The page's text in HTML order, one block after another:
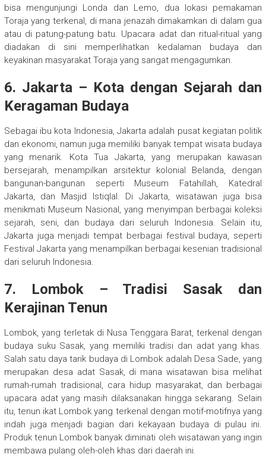
bisa mengunjungi Londa dan Lemo, dua lokasi pemakaman
Toraja yang terkenal, di mana jenazah dimakamkan di dalam gua
atau di patung-patung batu. Upacara adat dan ritual-ritual yang
diadakan di sini memperlihatkan kedalaman budaya dan
keyakinan masyarakat Toraja yang sangat mengagumkan.
6. Jakarta – Kota dengan Sejarah dan
Keragaman Budaya
Sebagai ibu kota Indonesia, Jakarta adalah pusat kegiatan politik
dan ekonomi, namun juga memiliki banyak tempat wisata budaya
yang menarik. Kota Tua Jakarta, yang merupakan kawasan
bersejarah, menampilkan arsitektur kolonial Belanda, dengan
bangunan-bangunan seperti Museum Fatahillah, Katedral
Jakarta, dan Masjid Istiqlal. Di Jakarta, wisatawan juga bisa
menikmati Museum Nasional, yang menyimpan berbagai koleksi
sejarah, seni, dan budaya dari seluruh Indonesia. Selain itu,
Jakarta juga menjadi tempat berbagai festival budaya, seperti
Festival Jakarta yang menampilkan berbagai kesenian tradisional
dari seluruh Indonesia.
7. Lombok – Tradisi Sasak dan
Kerajinan Tenun
Lombok, yang terletak di Nusa Tenggara Barat, terkenal dengan
budaya suku Sasak, yang memiliki tradisi dan adat yang khas.
Salah satu daya tarik budaya di Lombok adalah Desa Sade, yang
merupakan desa adat Sasak, di mana wisatawan bisa melihat
rumah-rumah tradisional, cara hidup masyarakat, dan berbagai
upacara adat yang masih dilaksanakan hingga sekarang. Selain
itu, tenun ikat Lombok yang terkenal dengan motif-motifnya yang
indah juga menjadi bagian dari kekayaan budaya di pulau ini.
Produk tenun Lombok banyak diminati oleh wisatawan yang ingin
membawa pulang oleh-oleh khas dari daerah ini.